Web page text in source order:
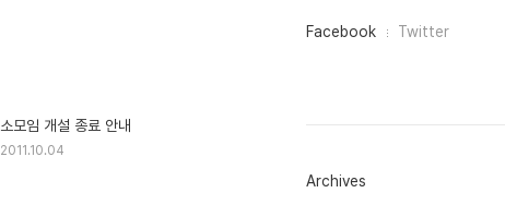
소모임 개설 종료 안내
2011.10.04
페
그
Facebook Twitter
Archives